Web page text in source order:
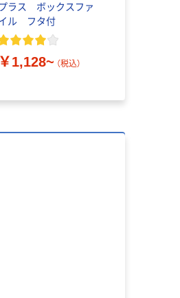
ラス ボックスファ
ル フタ付
￥1,128~ （税込）